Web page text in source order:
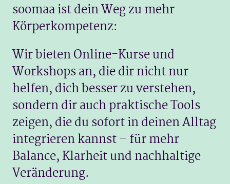
soomaa ist dein Weg zu mehr
Körperkompetenz:
Wir bieten Online-Kurse und
Workshops an, die dir nicht nur
helfen, dich besser zu verstehen,
sondern dir auch praktische Tools
zeigen, die du sofort in deinen Alltag
integrieren kannst – für mehr
Balance, Klarheit und nachhaltige
Veränderung.